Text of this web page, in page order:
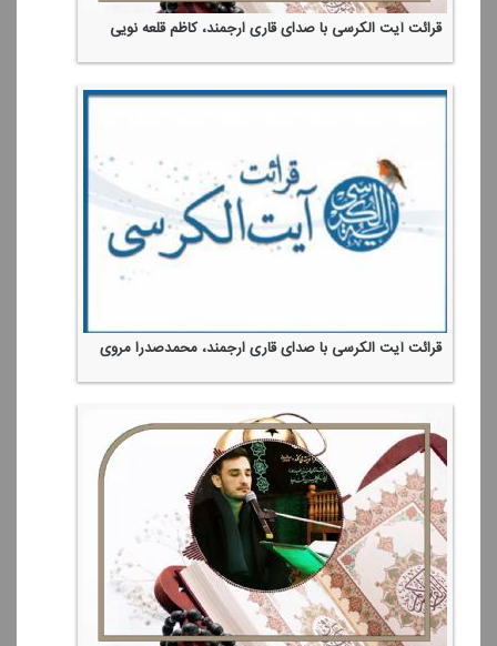
قرائت آیت الكرسی با صدای قاری ارجمند، كاظم قلعه نویی
قرائت آیت الكرسی با صدای قاری ارجمند، محمدصدرا مروی